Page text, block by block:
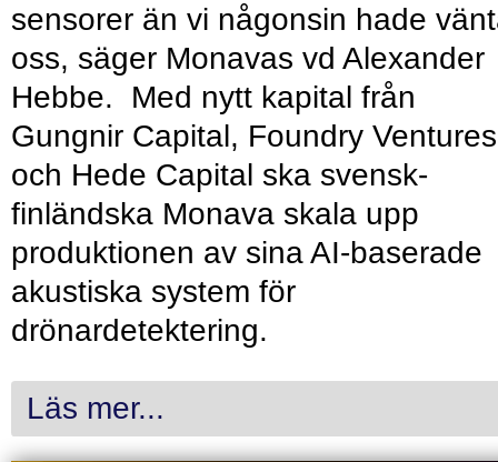
sensorer än vi någonsin hade
oss, säger Monavas vd Alexander
Hebbe. Med nytt kapital från
Gungnir Capital, Foundry Ventures
och Hede Capital ska svensk-
finländska Monava skala upp
produktionen av sina AI-baserade
akustiska system för
drönardetektering.
Läs mer...